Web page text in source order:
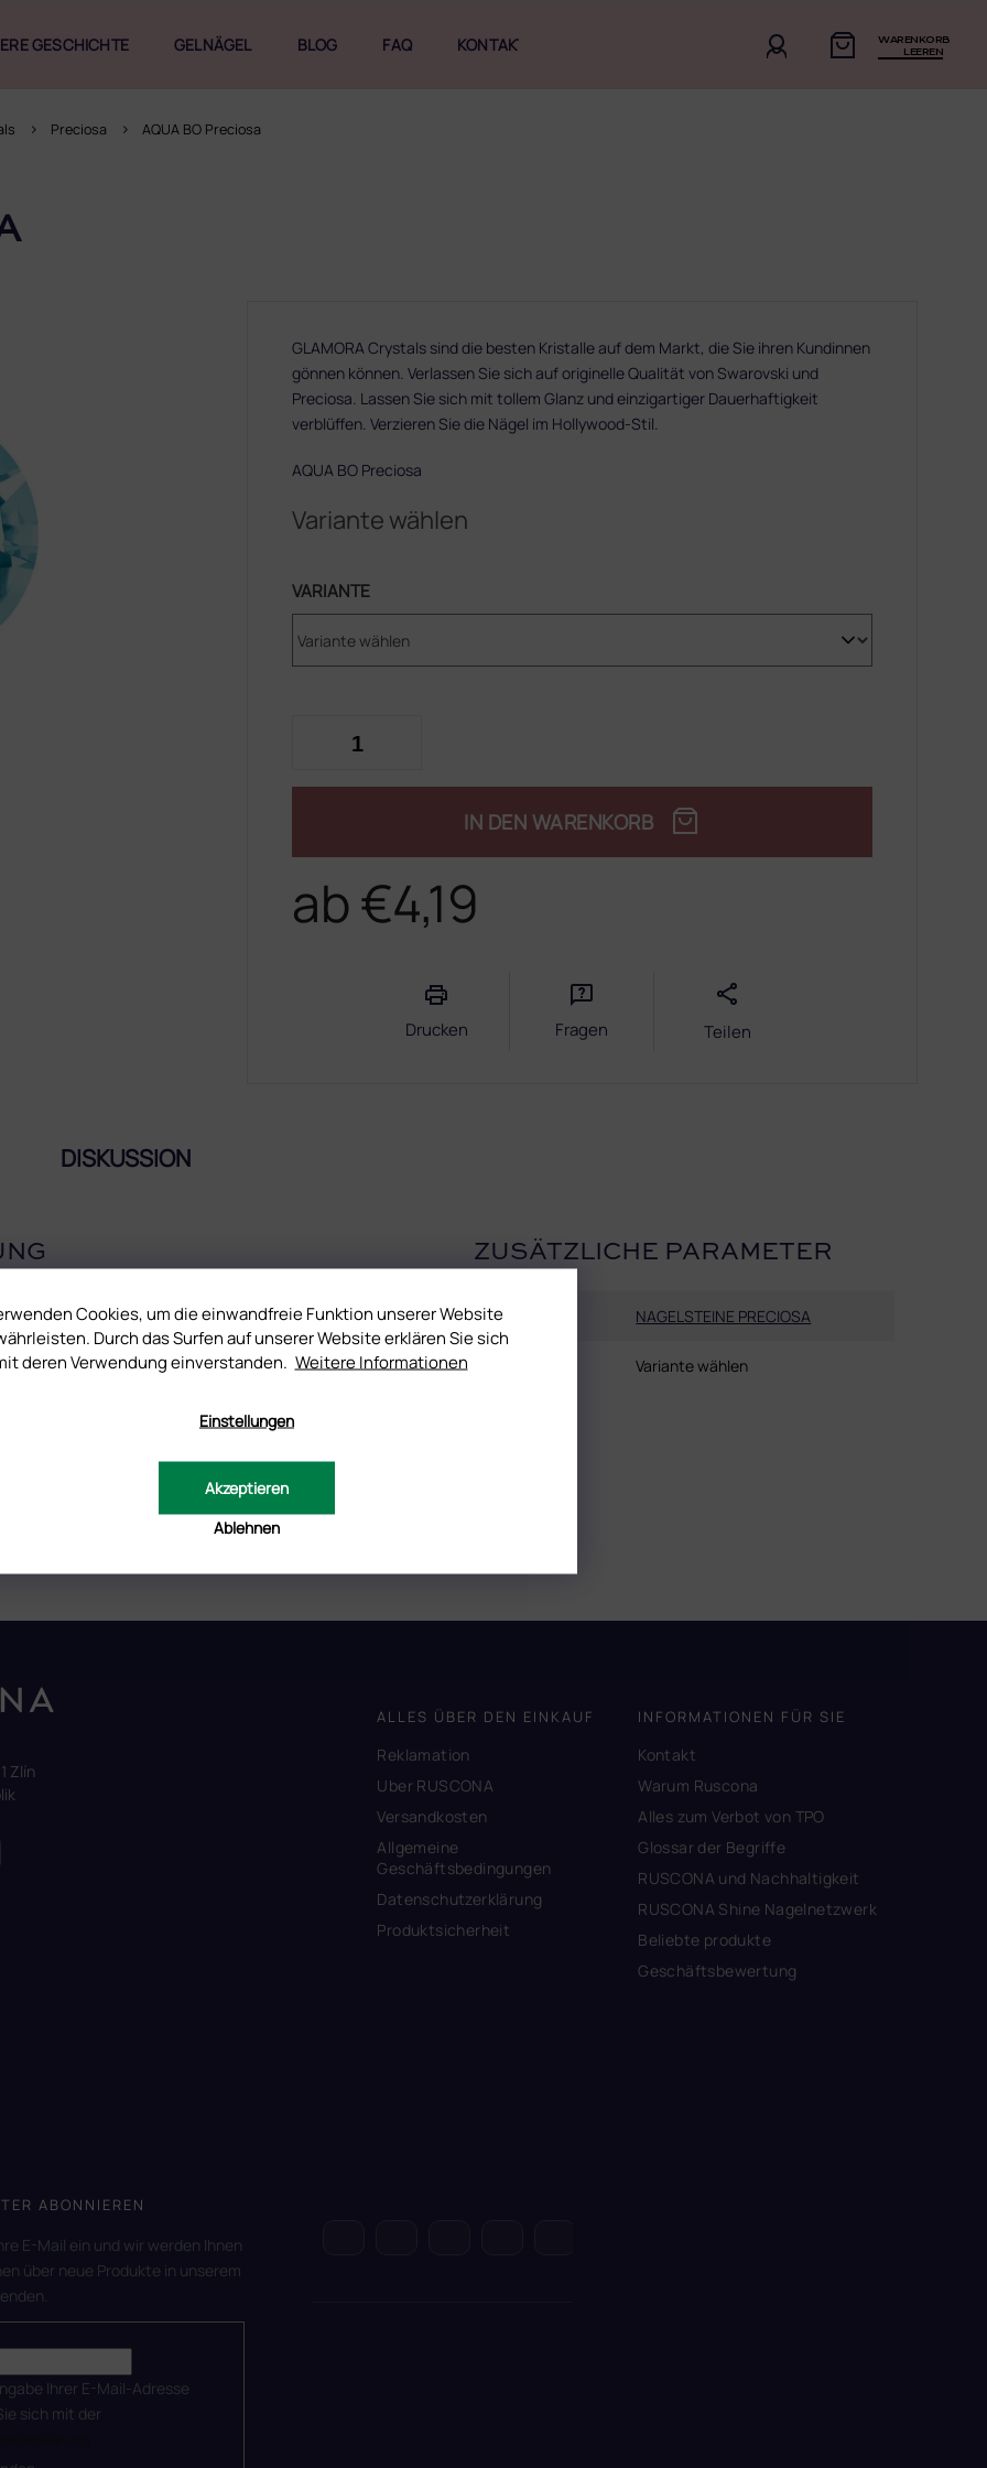
Cookies, um die einwandfreie Funktion unserer Website
Durch das Surfen auf unserer Website erklären Sie sich
deren Verwendung einverstanden. Weitere Informationen
Einstellungen
Ablehnen
Akzeptieren
WARENKORB
LEEREN
GESCHICHTE GELNÄGEL BLOG FAQ KONTAKT
Preciosa AQUA BO Preciosa
ab€4,19
Variante wählen
VARIANTE
IN DEN WARENKORB
GLAMORA Crystals sind die besten Kristalle auf dem Markt, die Sie ihren Kundinnen
gönnen können. Verlassen Sie sich auf originelle Qualität von Swarovski und
Preciosa. Lassen Sie sich mit tollem Glanz und einzigartiger Dauerhaftigkeit
verblüffen. Verzieren Sie die Nägel im Hollywood-Stil.
AQUA BO Preciosa
Drucken Fragen Teilen
DISKUSSION
Sie ihren Kundinnen gönnen können. Verlassen Sie sich auf
mit tollem Glanz und einzigartiger Dauerhaftigkeit verblüffen.
sich nur minimal ab.
direkt vom Hersteller.
Steinchen auf ihrem Platz bis zur weiteren Ergänzung hält,
ZUSÄTZLICHE PARAMETER
Kategorie NAGELSTEINE PRECIOSA
Variante wählen
Zlín
ALLES ÜBER DEN EINKAUF
Reklamation
Uber RUSCONA
Versandkosten
Allgemeine
Geschäftsbedingungen
Datenschutzerklärung
Produktsicherheit
INFORMATIONEN FÜR SIE
Kontakt
Warum Ruscona
Alles zum Verbot von TPO
Glossar der Begriffe
RUSCONA und Nachhaltigkeit
RUSCONA Shine Nagelnetzwerk
Beliebte produkte
Geschäftsbewertung
ABONNIEREN
E-Mail ein und wir werden Ihnen
über neue Produkte in unserem
Ihrer E-Mail-Adresse
sich mit der